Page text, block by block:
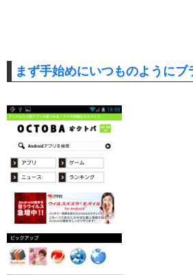
まず手始めにいつものようにブ